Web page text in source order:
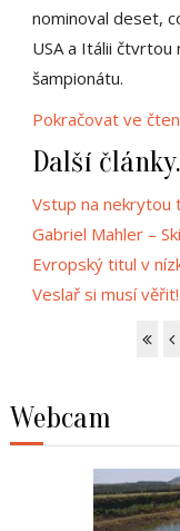
nominoval deset,
USA a Itálii
šampionátu.
Pokračovat ve
Další
Vstup na nekrytou
Gabriel Mahler –
Evropský titul v
Veslař si musí
Webcam